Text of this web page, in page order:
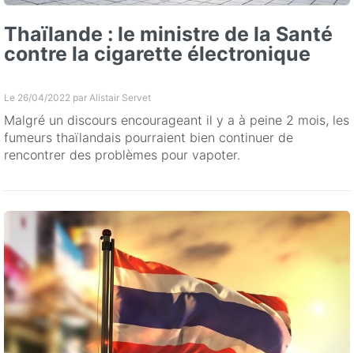
Thaïlande : le ministre de la Santé
contre la cigarette électronique
Le 26/04/2022 par Alistair Servet
Malgré un discours encourageant il y a à peine 2 mois, les
fumeurs thaïlandais pourraient bien continuer de
rencontrer des problèmes pour vapoter.